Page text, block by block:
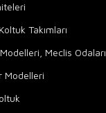
Takımları
Meclis Odaları
Modelleri